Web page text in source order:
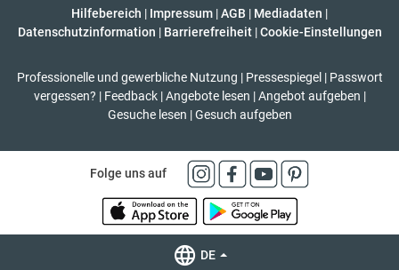
Hilfebereich | Impressum |AGB | Mediadaten |
Datenschutzinformation | Barrierefreiheit | Cookie-Einstellungen
Professionelle und gewerbliche Nutzung | Pressespiegel | Passwort
vergessen? | Feedback | Angebote lesen | Angebot aufgeben |
Gesuche lesen | Gesuch aufgeben
Folge uns auf
DE